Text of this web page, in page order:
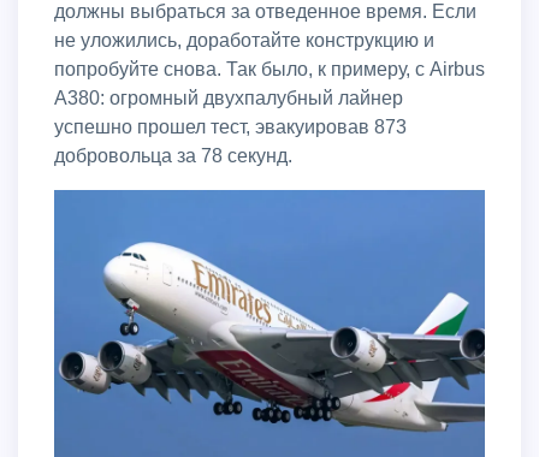
должны выбраться за отведенное время. Если
не уложились, доработайте конструкцию и
попробуйте снова. Так было, к примеру, с Airbus
A380: огромный двухпалубный лайнер
успешно прошел тест, эвакуировав 873
добровольца за 78 секунд.